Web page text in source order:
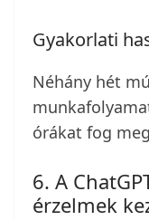
Gyakorlati
Néhány hét
órákat fog
6. A
érzelmek